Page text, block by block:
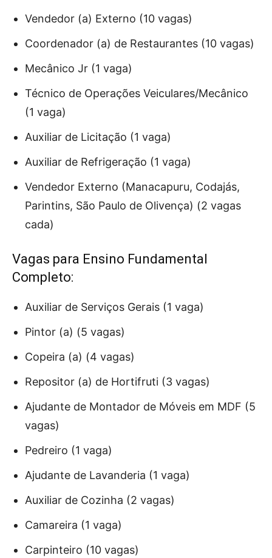
Vendedor (a) Externo (10 vagas)
Coordenador (a) de Restaurantes (10 vagas)
Mecânico Jr (1 vaga)
Técnico de Operações Veiculares/Mecânico
(1 vaga)
Auxiliar de Licitação (1 vaga)
Auxiliar de Refrigeração (1 vaga)
Vendedor Externo (Manacapuru, Codajás,
Parintins, São Paulo de Olivença) (2 vagas
cada)
Vagas para Ensino Fundamental
Completo:
Auxiliar de Serviços Gerais (1 vaga)
Pintor (a) (5 vagas)
Copeira (a) (4 vagas)
Repositor (a) de Hortifruti (3 vagas)
Ajudante de Montador de Móveis em MDF (5
vagas)
Pedreiro (1 vaga)
Ajudante de Lavanderia (1 vaga)
Auxiliar de Cozinha (2 vagas)
Camareira (1 vaga)
Carpinteiro (10 vagas)